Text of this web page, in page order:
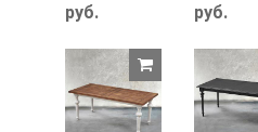
руб.
руб.